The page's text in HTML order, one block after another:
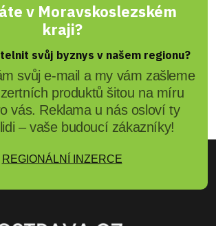
v Moravskoslezském
kraji?
svůj byznys v našem regionu?
svůj e-mail a my vám zašleme
produktů šitou na míru
vás. Reklama u nás osloví ty
– vaše budoucí zákazníky!
REGIONÁLNÍ INZERCE